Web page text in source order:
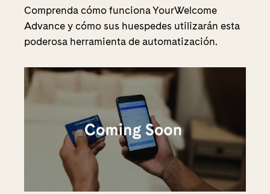
Comprenda cómo funciona YourWelcome
Advance y cómo sus huespedes utilizarán esta
poderosa herramienta de automatización.